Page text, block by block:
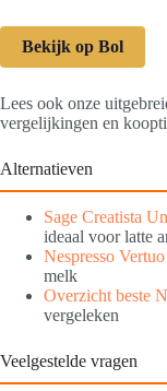
Bekijk op Bol
Lees ook onze
vergelijkingen en
Alternatieven
Sage Creatista
ideaal voor latte
Nespresso
melk
Overzicht beste
vergeleken
Veelgestelde vragen